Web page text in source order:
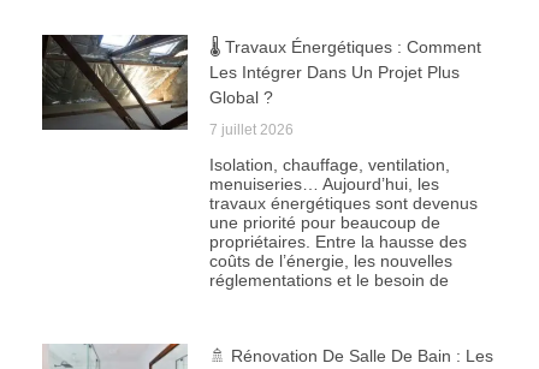
🌡️ Travaux Énergétiques : Comment
Les Intégrer Dans Un Projet Plus
Global ?
7 juillet 2026
Isolation, chauffage, ventilation,
menuiseries… Aujourd’hui, les
travaux énergétiques sont devenus
une priorité pour beaucoup de
propriétaires. Entre la hausse des
coûts de l’énergie, les nouvelles
réglementations et le besoin de
🚿 Rénovation De Salle De Bain : Les